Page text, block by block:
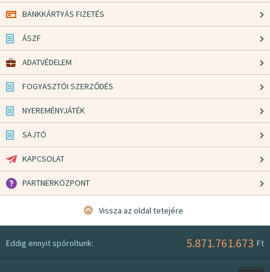
BANKKÁRTYÁS FIZETÉS
ÁSZF
ADATVÉDELEM
FOGYASZTÓI SZERZŐDÉS
NYEREMÉNYJÁTÉK
SAJTÓ
KAPCSOLAT
PARTNERKÖZPONT
Vissza az oldal tetejére
Eddig ennyit spóroltunk: 5.871.761.673 Ft